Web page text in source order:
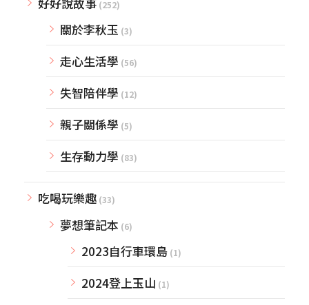
(252)
關於李秋玉 (3)
走心生活學 (56)
失智陪伴學 (12)
親子關係學 (5)
生存動力學 (83)
吃喝玩樂趣 (33)
夢想筆記本 (6)
2023自行車環島 (1)
2024登上玉山 (1)